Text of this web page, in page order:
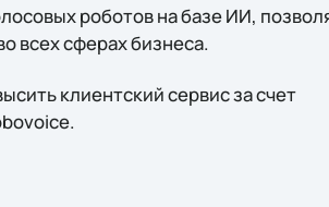
роботов на базе ИИ,
всех сферах бизнеса.
клиентский сервис за счет